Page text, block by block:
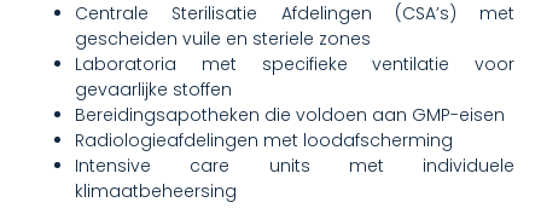
Centrale Sterilisatie Afdelingen (CSA’s) met
gescheiden vuile en steriele zones
Laboratoria met specifieke ventilatie voor
gevaarlijke stoffen
Bereidingsapotheken die voldoen aan GMP-eisen
Radiologieafdelingen met loodafscherming
Intensive care units met individuele
klimaatbeheersing